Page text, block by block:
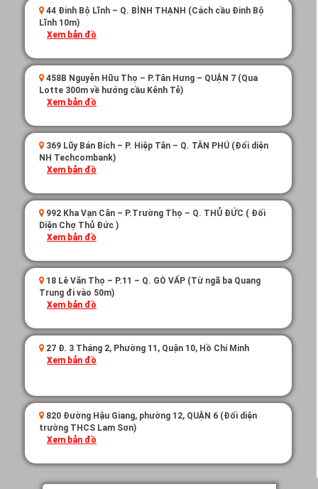
44 Đinh Bộ Lĩnh – Q. BÌNH THẠNH (Cách cầu Đinh Bộ
Lĩnh 10m)
Xem bản đồ
458B Nguyễn Hữu Thọ – P.Tân Hưng – QUẬN 7 (Qua
Lotte 300m về hướng cầu Kênh Tẻ)
Xem bản đồ
369 Lũy Bán Bích – P. Hiệp Tân – Q. TÂN PHÚ (Đối diện
NH Techcombank)
Xem bản đồ
992 Kha Vạn Cân – P.Trường Thọ – Q. THỦ ĐỨC ( Đối
Diện Chợ Thủ Đức )
Xem bản đồ
18 Lê Văn Thọ – P.11 – Q. GÒ VẤP (Từ ngã ba Quang
Trung đi vào 50m)
Xem bản đồ
27 Đ. 3 Tháng 2, Phường 11, Quận 10, Hồ Chí Minh
Xem bản đồ
820 Đường Hậu Giang, phường 12, QUẬN 6 (Đối diện
trường THCS Lam Sơn)
Xem bản đồ